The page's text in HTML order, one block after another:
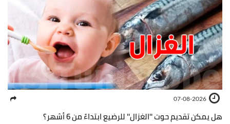
07-08-2026
هل يمكن تقديم حوت ''الغزال'' للرضيع ابتداءً من 6 أشهر؟